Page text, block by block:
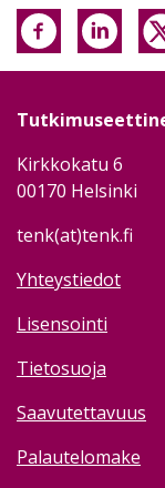
Kirkkokatu 6
00170 Helsinki
tenk(at)tenk.fi
Yhteystiedot
Lisensointi
Tietosuoja
Saavutettavuus
Palautelomake